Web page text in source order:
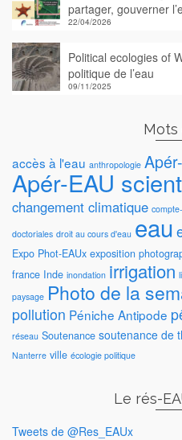
partager, gouverner
22/04/2026
Political ecologies of
politique de l’eau
09/11/2025
Mots
accès à l'eau anthropologie
Apér-EAU
changement climatique
doctoriales droit au cours d'eau eau
Expo Phot-EAUx exposition
france Inde inondation irrigation
paysage Photo de la
pollution Péniche Antipode
réseau Soutenance soutenance de
Nanterre ville écologie politique
Le rés-
Tweets de @Res_EAUx